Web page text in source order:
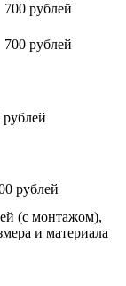
700 рублей
700 рублей
рублей
рублей
(с монтажом),
и материала